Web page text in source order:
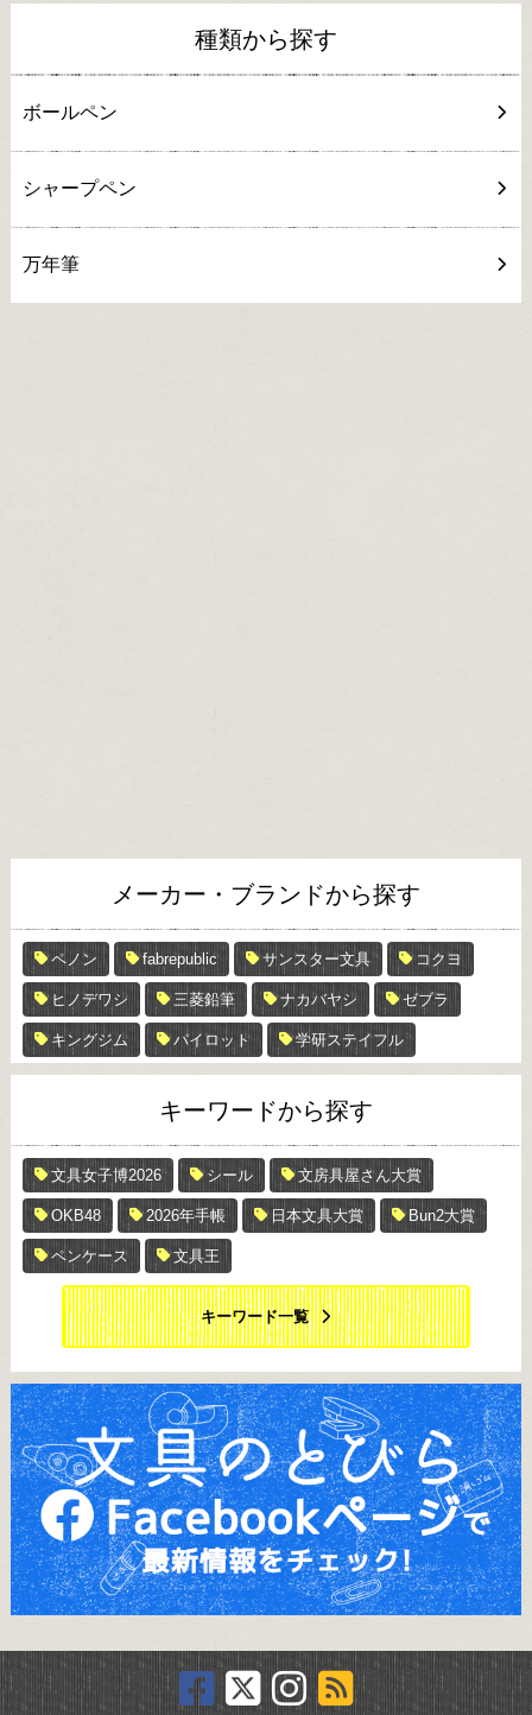
種類から探す
ボールペン
シャープペン
万年筆
メーカー・ブランドから探す
ペノン fabrepublic サンスター文具 コクヨ
ヒノデワシ 三菱鉛筆 ナカバヤシ ゼブラ
キングジム パイロット 学研ステイフル
キーワードから探す
文具女子博2026 シール 文房具屋さん大賞
OKB48 2026年手帳 日本文具大賞 Bun2大賞
ペンケース 文具王
キーワード一覧